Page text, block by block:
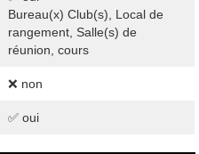
Bureau(x) Club(s), Local de
rangement, Salle(s) de
réunion, cours
❌ non
✅ oui